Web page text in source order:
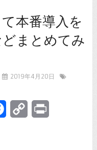
本番導入を
まとめてみ
2019年4月20日
Facebook
Copy